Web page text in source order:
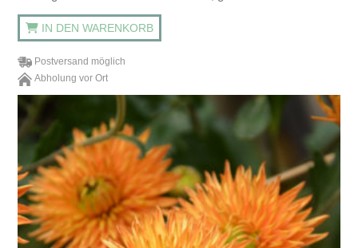
IN DEN WARENKORB
Postversand möglich
Abholung vor Ort